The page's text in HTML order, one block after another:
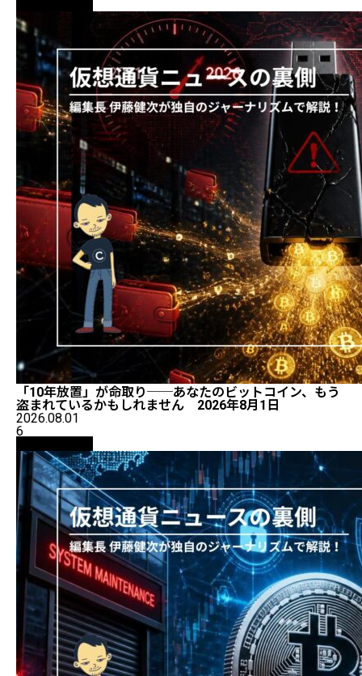
「10年放置」が命取り──あなたのビットコイン、もう
盗まれているかもしれません 2026年8月1日
2026.08.01
6